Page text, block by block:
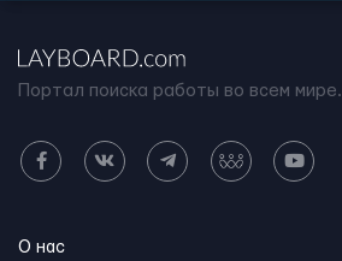
Портал поиска работы во всем мире.
О нас